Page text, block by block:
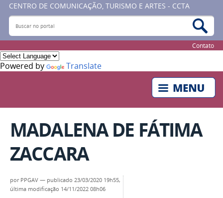
CENTRO DE COMUNICAÇÃO, TURISMO E ARTES - CCTA
Buscar no portal
Contato
Powered by Translate
MADALENA DE FÁTIMA
ZACCARA
por PPGAV — publicado 23/03/2020 19h55,
última modificação 14/11/2022 08h06